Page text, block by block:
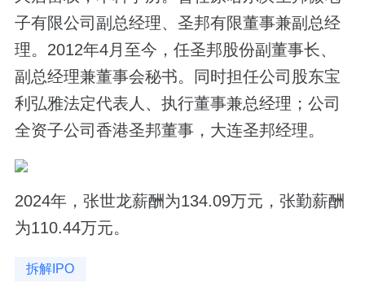
子有限公司副总经理、圣邦有限董事兼副总经
理。2012年4月至今，任圣邦股份副董事长、
副总经理兼董事会秘书。同时担任公司股东宝
利弘雅法定代表人、执行董事兼总经理；公司
全资子公司香港圣邦董事，大连圣邦经理。
2024年，张世龙薪酬为134.09万元，张勤薪酬
为110.44万元。
拆解IPO